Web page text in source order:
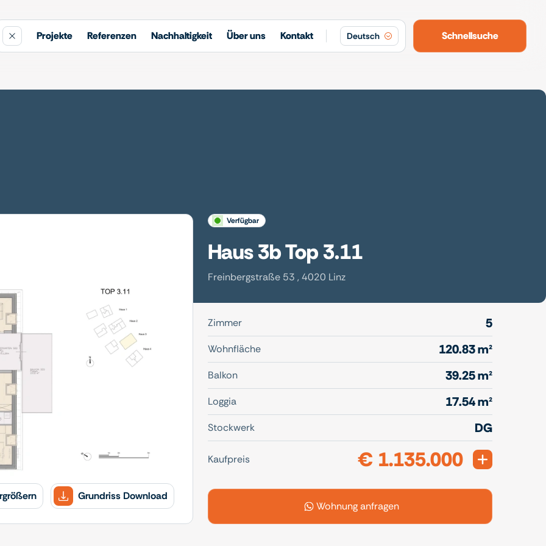
Projekte Referenzen Nachhaltigkeit Über uns Kontakt Deutsch Schnellsuche
Grundriss Download
verfügbar
Haus 3b Top 3.11
Freinbergstraße 53 , 4020 Linz
Zimmer 5
Wohnfläche 120.83 m²
Balkon 39.25 m²
Loggia 17.54 m²
Stockwerk DG
Kaufpreis € 1.135.000
Wohnung anfragen